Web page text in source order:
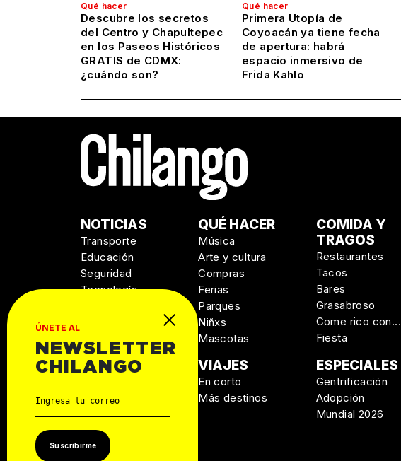
ÚNETE AL
NEWSLETTER
CHILANGO
Suscribirme
Qué hacer
Descubre los secretos
del Centro y Chapultepec
en los Paseos Históricos
GRATIS de CDMX:
¿cuándo son?
Qué hacer
Primera Utopía de
Coyoacán ya tiene fecha
de apertura: habrá
espacio inmersivo de
Frida Kahlo
NOTICIAS
Transporte
Educación
Seguridad
Tecnología
QUÉ HACER
Música
Arte y cultura
Compras
Ferias
Parques
Niñxs
Mascotas
COMIDA Y
TRAGOS
Restaurantes
Tacos
Bares
Grasabroso
Come rico con...
Fiesta
MANUAL DE
Personal
Autos
Casa
VIAJES
En corto
Más destinos
ESPECIALES
Gentrificación
Adopción
Mundial 2026